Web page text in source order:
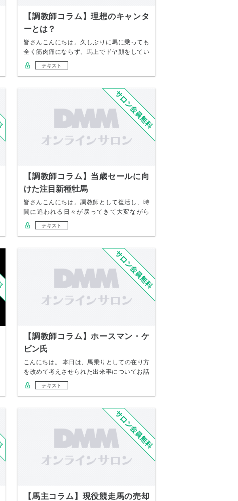
【調教師コラム】理想のキャンタ
ーとは？
皆さんこんにちは。久しぶりに馬に乗っても
全く筋肉痛にならず、馬上でドヤ顔をしてい
る中條です…
テキスト
【調教師コラム】当歳セールに向
けた注目新種牡馬
皆さんこんにちは。調教師として復活し、時
間に追われる日々が戻ってきて大変ながら
も、それがや…
テキスト
【調教師コラム】ホースマン・ケ
ビン氏
こんにちは。 本日は、馬乗りとしての在り方
を改めて考えさせられた出来事についてお話
ししたい…
テキスト
【馬主コラム】現役競走馬の売却